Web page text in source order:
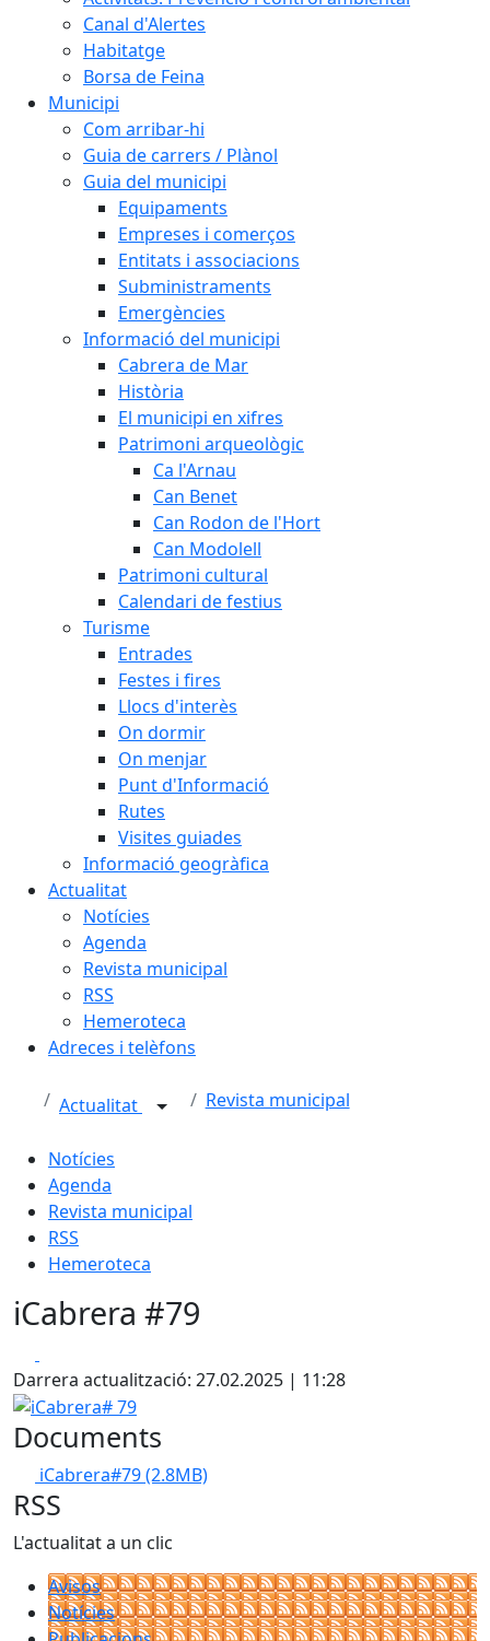
Canal d'Alertes
Habitatge
Borsa de Feina
Municipi
Com arribar-hi
Guia de carrers / Plànol
Guia del municipi
Equipaments
Empreses i comerços
Entitats i associacions
Subministraments
Emergències
Informació del municipi
Cabrera de Mar
Història
El municipi en xifres
Patrimoni arqueològic
Ca l'Arnau
Can Benet
Can Rodon de l'Hort
Can Modolell
Patrimoni cultural
Calendari de festius
Turisme
Entrades
Festes i fires
Llocs d'interès
On dormir
On menjar
Punt d'Informació
Rutes
Visites guiades
Informació geogràfica
Actualitat
Notícies
Agenda
Revista municipal
RSS
Hemeroteca
Adreces i telèfons
Actualitat Revista municipal
Notícies
Agenda
Revista municipal
RSS
Hemeroteca
iCabrera #79
Darrera actualització: 27.02.2025 | 11:28
iCabrera# 79
Documents
iCabrera#79(2.8MB)
RSS
L'actualitat a un clic
Avisos
Notícies